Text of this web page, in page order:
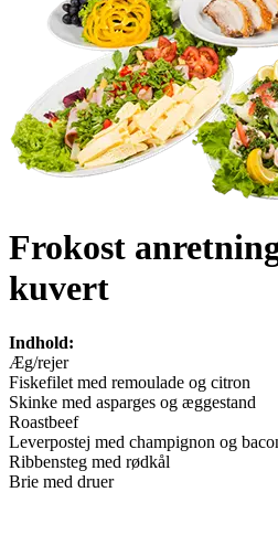
Frokost
kuvert
Indhold:
Æg/rejer
Fiskefilet med remoulade og citron
Skinke med asparges og æggestand
Roastbeef
Leverpostej med champignon og
Ribbensteg med rødkål
Brie med druer